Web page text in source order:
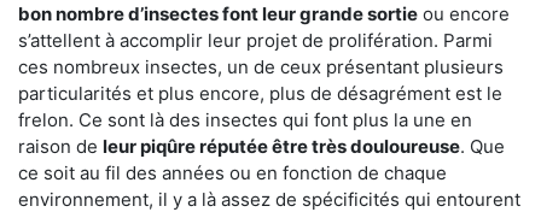
bon nombre d’insectes font leur grande sortie ou encore
s’attellent à accomplir leur projet de prolifération. Parmi
ces nombreux insectes, un de ceux présentant plusieurs
particularités et plus encore, plus de désagrément est le
frelon. Ce sont là des insectes qui font plus la une en
raison de leur piqûre réputée être très douloureuse. Que
ce soit au fil des années ou en fonction de chaque
environnement, il y a là assez de spécificités qui entourent